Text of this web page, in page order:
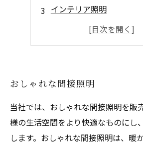
インテリア照明
ミラー照明
インテリア照明
おしゃれな間接照明
当社では、おしゃれな間接照明を販
様の生活空間をより快適なものにし
します。おしゃれな間接照明は、暖